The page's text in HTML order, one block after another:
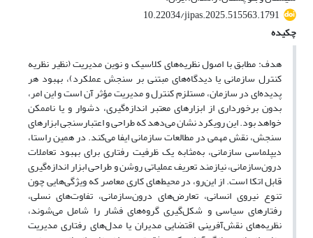
10.22034/jipas.2025.515563.1791
چکیده
هدف: مطابق با اصول نظریه‌های کلاسیک و نوین مدیریت (نظیر نظریه
کنترل سازمانی یا دیدگاه‌های مبتنی بر سنجش عملکرد)، بهبود هر
پدیده‌ای در سازمان، مستلزم کنترل و مدیریت مؤثر آن است و این امر،
بدون برخورداری از ابزارهای معتبر اندازه‌گیری، دشوار و یا ناممکن
خواهد بود. این رویکرد نشان می‌دهد که طراحی و اعتبارسنجی ابزارهای
سنجش، نقش مهمی در مطالعات سازمانی ایفا می‌کند. در همین راستا،
دیپلماسی سازمانی، به‌مثابه یک ظرفیت رفتاری برای بهبود تعاملات
درون‌سازمانی، نیازمند تعریف عملیاتی روشن و طراحی ابزار اندازه‌گیری
قابل اتکا است. از این‌رو، در محیط‌های کاری معاصر که ویژگی‌هایی چون
تنوع نیروی انسانی، تعارض‌های درون‌سازمانی، تفاوت‌های نسلی،
رفتارهای سیاسی و شکل‌گیری گروه‌های فشار را شامل می‌شوند،
نظریه‌های نقش‌آفرینی اقتضایی مدیران یا مدل‌های رفتاری مدیریت